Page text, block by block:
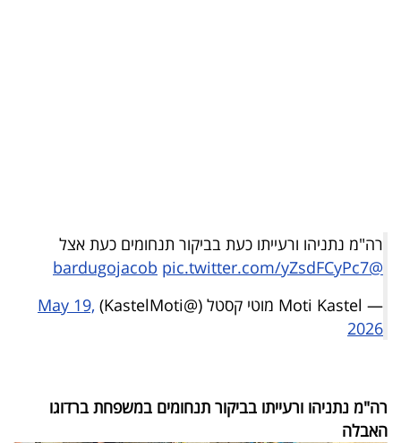
המילון
הכלכלי
פודקאסט
UNDER
40
רה"מ נתניהו ורעייתו כעת בביקור תנחומים כעת אצל
@bardugojacob
pic.twitter.com/yZsdFCyPc7
— Moti Kastel מוטי קסטל (@KastelMoti)
May 19,
2026
רה"מ נתניהו ורעייתו בביקור תנחומים במשפחת ברדוגו
האבלה